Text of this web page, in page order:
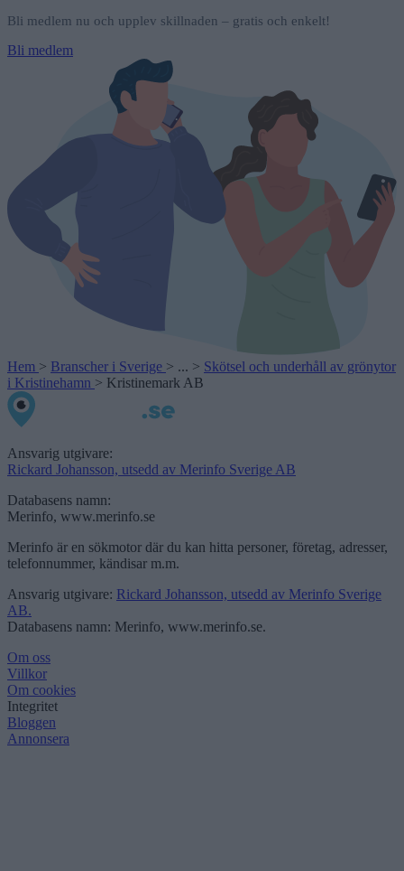
Bli medlem nu och upplev skillnaden – gratis och enkelt!
Bli medlem
Hem > Branscher i Sverige > ... > Skötsel och underhåll av grönytor
i Kristinehamn > Kristinemark AB
Ansvarig utgivare:
Rickard Johansson, utsedd av Merinfo Sverige AB
Databasens namn:
Merinfo, www.merinfo.se
Merinfo är en sökmotor där du kan hitta personer, företag, adresser,
telefonnummer, kändisar m.m.
Ansvarig utgivare: Rickard Johansson, utsedd av Merinfo Sverige
AB.
Databasens namn: Merinfo, www.merinfo.se.
Om oss
Villkor
Om cookies
Integritet
Bloggen
Annonsera